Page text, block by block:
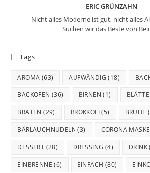
ERIC GRÜNZAHN
Nicht alles Moderne ist gut, nicht alles
Suchen wir das Beste von
Tags
AROMA (63) AUFWÄNDIG (18)
BACKOFEN (36) BIRNEN (1)
BRATEN (29) BROKKOLI(5) BRÜHE
BÄRLAUCHNUDELN (3) CORONA MASKE
DESSERT (28) DRESSING (4) DRINK
EINBRENNE (6) EINFACH (80)